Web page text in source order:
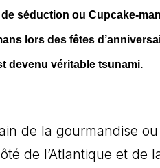
séduction ou Cupcake-
lors des fêtes
devenu véritable tsunami.
de la gourmandise
de l’Atlantique et